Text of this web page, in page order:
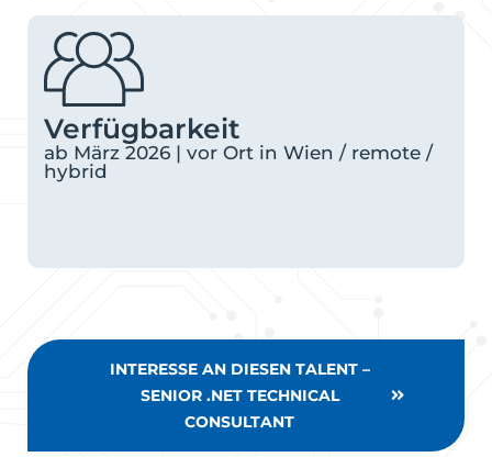
Verfügbarkeit
ab März 2026 | vor Ort in Wien / remote /
hybrid
INTERESSE AN DIESEN TALENT –
SENIOR .NET TECHNICAL
CONSULTANT